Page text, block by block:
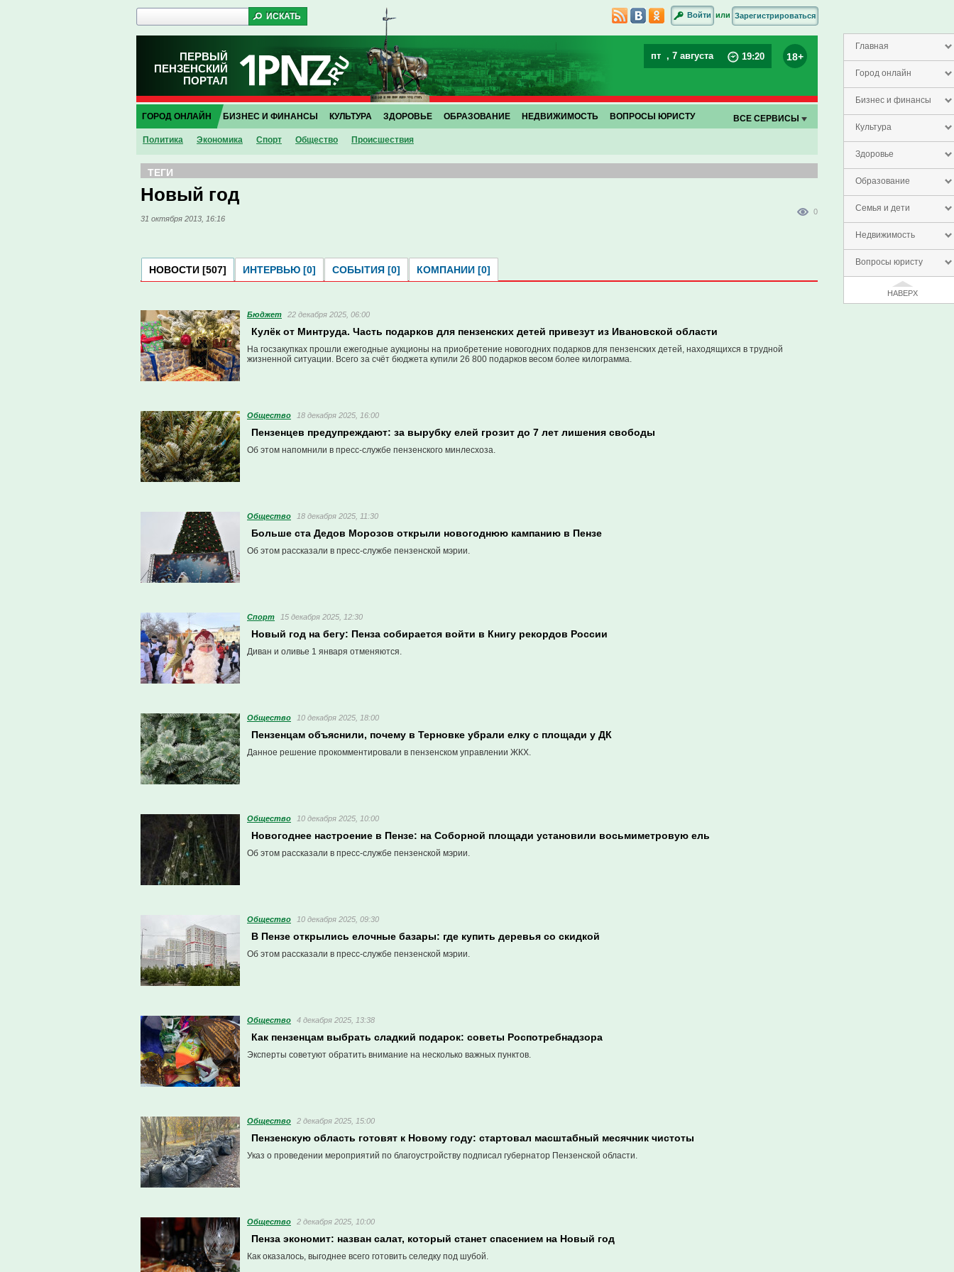
Главная
Город онлайн
Бизнес и финансы
Культура
Здоровье
Образование
Семья и дети
Недвижимость
Вопросы юристу
НАВЕРХ
Войти или Зарегистрироваться
ПЕРВЫЙ
ПЕНЗЕНСКИЙ
ПОРТАЛ
пт , 7 августа 19:20 18+
ГОРОД ОНЛАЙН
Политика Экономика Спорт Общество Проиcшествия
БИЗНЕС И ФИНАНСЫ КУЛЬТУРА ЗДОРОВЬЕ ОБРАЗОВАНИЕ НЕДВИЖИМОСТЬ ВОПРОСЫ ЮРИСТУ ВСЕ СЕРВИСЫ
ТЕГИ
Новый год
31 октября 2013, 16:16
0
НОВОСТИ [507] ИНТЕРВЬЮ [0] СОБЫТИЯ [0] КОМПАНИИ [0]
Бюджет 22 декабря 2025, 06:00
Кулёк от Минтруда. Часть подарков для пензенских детей привезут из Ивановской области
На госзакупках прошли ежегодные аукционы на приобретение новогодних подарков для пензенских детей, находящихся в трудной
жизненной ситуации. Всего за счёт бюджета купили 26 800 подарков весом более килограмма.
Общество 18 декабря 2025, 16:00
Пензенцев предупреждают: за вырубку елей грозит до 7 лет лишения свободы
Об этом напомнили в пресс-службе пензенского минлесхоза.
Общество 18 декабря 2025, 11:30
Больше ста Дедов Морозов открыли новогоднюю кампанию в Пензе
Об этом рассказали в пресс-службе пензенской мэрии.
Спорт 15 декабря 2025, 12:30
Новый год на бегу: Пенза собирается войти в Книгу рекордов России
Диван и оливье 1 января отменяются.
Общество 10 декабря 2025, 18:00
Пензенцам объяснили, почему в Терновке убрали елку с площади у ДК
Данное решение прокомментировали в пензенском управлении ЖКХ.
Общество 10 декабря 2025, 10:00
Новогоднее настроение в Пензе: на Соборной площади установили восьмиметровую ель
Об этом рассказали в пресс-службе пензенской мэрии.
Общество 10 декабря 2025, 09:30
В Пензе открылись елочные базары: где купить деревья со скидкой
Об этом рассказали в пресс-службе пензенской мэрии.
Общество 4 декабря 2025, 13:38
Как пензенцам выбрать сладкий подарок: советы Роспотребнадзора
Эксперты советуют обратить внимание на несколько важных пунктов.
Общество 2 декабря 2025, 15:00
Пензенскую область готовят к Новому году: стартовал масштабный месячник чистоты
Указ о проведении мероприятий по благоустройству подписал губернатор Пензенской области.
Общество 2 декабря 2025, 10:00
Пенза экономит: назван салат, который станет спасением на Новый год
Как оказалось, выгоднее всего готовить селедку под шубой.